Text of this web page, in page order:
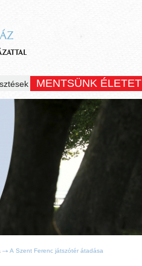
MENTSÜNK ÉLETET
A Szent Ferenc játszótér átadása